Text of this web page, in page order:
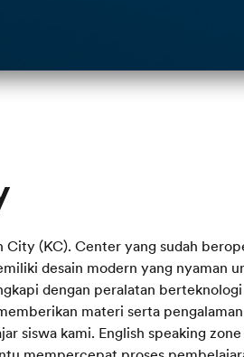
(KC). Center yang sudah
desain modern yang nyaman
dengan peralatan
materi serta
siswa kami. English speaking